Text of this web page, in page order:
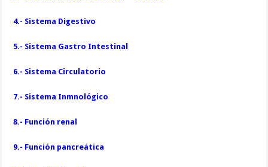
4.- Sistema Digestivo
5.- Sistema Gastro Intestinal
6.- Sistema Circulatorio
7.- Sistema Inmnológico
8.- Función renal
9.- Función pancreática